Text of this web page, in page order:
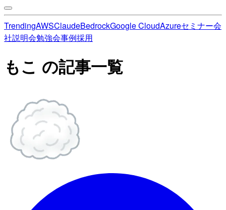
TrendingAWSClaudeBedrockGoogle CloudAzureセミナー会
社説明会勉強会事例採用
もこ の記事一覧